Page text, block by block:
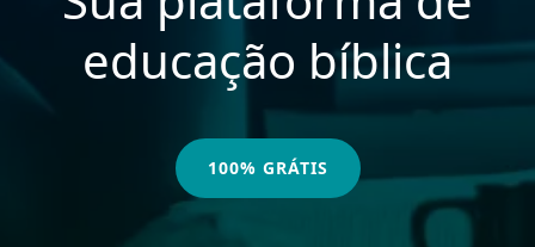
educação bíblica
100% GRÁTIS